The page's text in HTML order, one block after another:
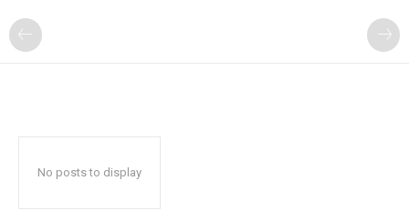
No posts to display